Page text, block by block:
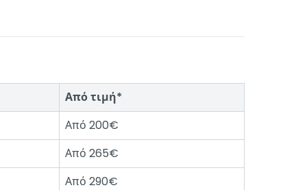
Από τιμή*
Από 200€
Από 265€
Από 290€